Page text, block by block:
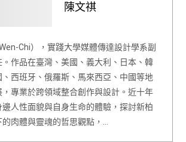
陳文祺
Chi），實踐大學媒體傳達設計學系副
作品在臺灣、美國、義大利、日本、韓
、西班牙、俄羅斯、馬來西亞、中國等地
專業於跨領域整合創作與設計。近十年
人性面貌與自身生命的體驗，探討新柏
肉體與靈魂的哲思觀點，…